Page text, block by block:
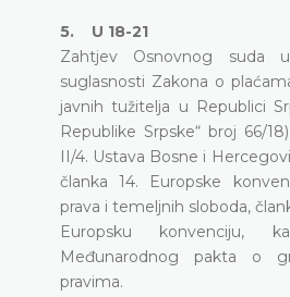
5. U 18-21
Zahtjev Osnovnog suda
suglasnosti Zakona o
javnih tužitelja u Republici
Republike Srpske“ broj 66/
II/4. Ustava Bosne i
članka 14. Europske
prava i temeljnih sloboda,
Europsku
Međunarodnog pakta o
pravima.